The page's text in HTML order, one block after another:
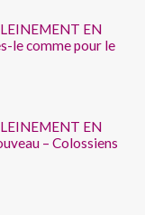
EN
le comme pour le
EN
– Colossiens